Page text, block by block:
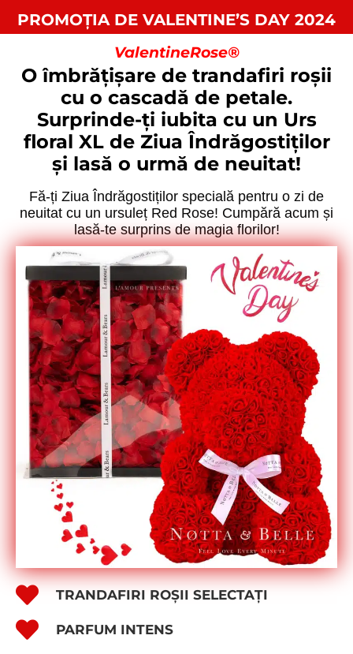
PROMOȚIA DE VALENTINE’S DAY 2024
ValentineRose®
O îmbrățișare de trandafiri roșii
cu o cascadă de petale.
Surprinde-ți iubita cu un Urs
floral XL de Ziua Îndrăgostiților
și lasă o urmă de neuitat!
Fă-ți Ziua Îndrăgostiților specială pentru o zi de
neuitat cu un ursuleț Red Rose! Cumpără acum și
lasă-te surprins de magia florilor!
TRANDAFIRI ROȘII SELECTAȚI
PARFUM INTENS